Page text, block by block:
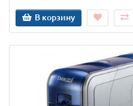
В корзину